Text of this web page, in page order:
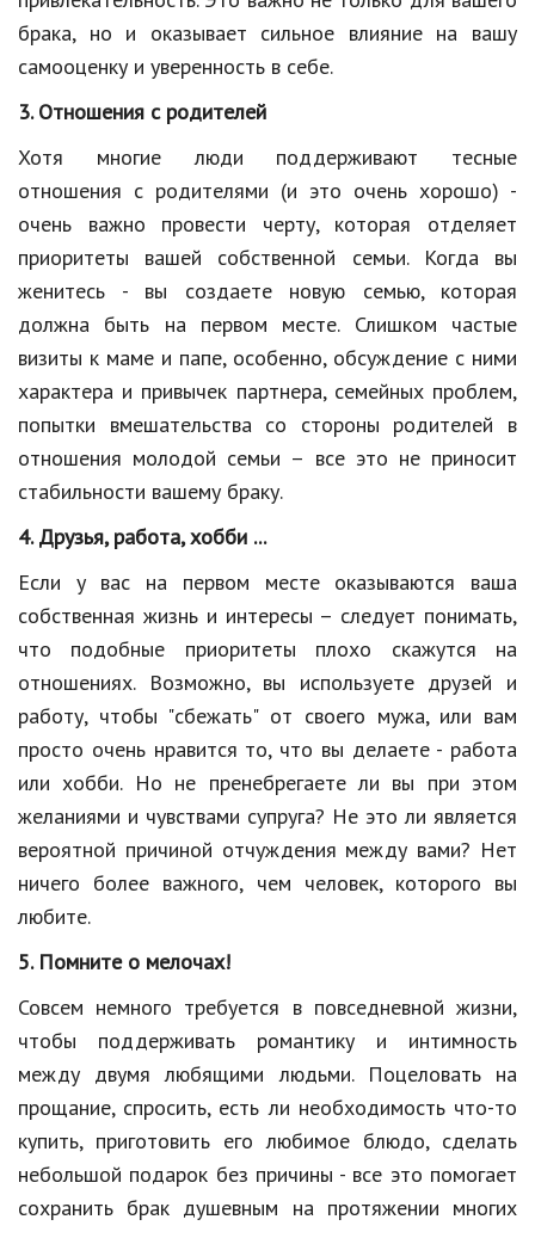
Бизнес
Хобби и развлечения
Финансы
Юриспруденция
Природа
Образование
Наука и технологии
брака, но и оказывает сильное влияние на вашу
самооценку и уверенность в себе.
3. Отношения с родителей
Хотя многие люди поддерживают тесные
отношения с родителями (и это очень хорошо) -
очень важно провести черту, которая отделяет
приоритеты вашей собственной семьи. Когда вы
женитесь - вы создаете новую семью, которая
должна быть на первом месте. Слишком частые
визиты к маме и папе, особенно, обсуждение с ними
характера и привычек партнера, семейных проблем,
попытки вмешательства со стороны родителей в
отношения молодой семьи – все это не приносит
стабильности вашему браку.
4. Друзья, работа, хобби ...
Если у вас на первом месте оказываются ваша
собственная жизнь и интересы – следует понимать,
что подобные приоритеты плохо скажутся на
отношениях. Возможно, вы используете друзей и
работу, чтобы "сбежать" от своего мужа, или вам
просто очень нравится то, что вы делаете - работа
или хобби. Но не пренебрегаете ли вы при этом
желаниями и чувствами супруга? Не это ли является
вероятной причиной отчуждения между вами? Нет
ничего более важного, чем человек, которого вы
любите.
5. Помните о мелочах!
Совсем немного требуется в повседневной жизни,
чтобы поддерживать романтику и интимность
между двумя любящими людьми. Поцеловать на
прощание, спросить, есть ли необходимость что-то
купить, приготовить его любимое блюдо, сделать
небольшой подарок без причины - все это помогает
сохранить брак душевным на протяжении многих